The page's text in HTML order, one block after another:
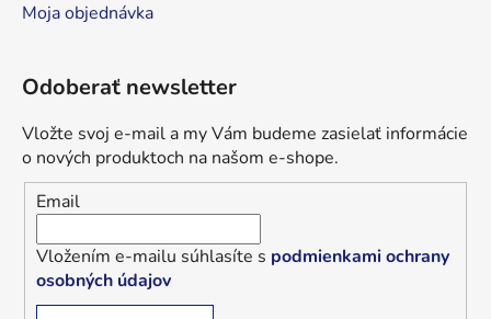
Moja objednávka
Odoberať newsletter
Vložte svoj e-mail a my Vám budeme zasielať informácie
o nových produktoch na našom e-shope.
Email
Vložením e-mailu súhlasíte s podmienkami ochrany
osobných údajov